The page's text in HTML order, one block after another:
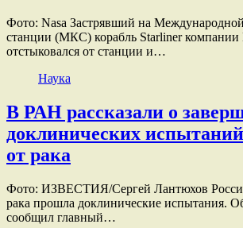
Фото: Nasa Застрявший на
станции (МКС) корабль Starliner компании
отстыковался от станции и…
Наука
В РАН рассказали о
доклинических
от рака
Фото: ИЗВЕСТИЯ/Сергей Лантюхов
рака прошла доклинические испытания.
сообщил главный…